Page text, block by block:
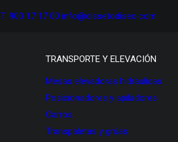
T. 900 17 17 00 info@dissetodiseo.com
TRANSPORTE Y ELEVACIÓN
Mesas elevadoras hidráulicas
Posicionadores y apiladores
Carros
Transpaletas y grúas